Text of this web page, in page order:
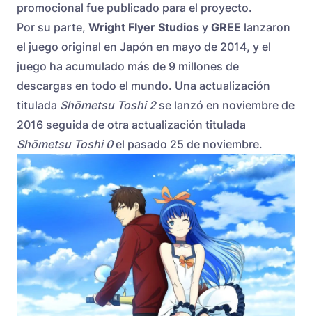
promocional fue publicado para el proyecto.
Por su parte, Wright Flyer Studios y GREE lanzaron
el juego original en Japón en mayo de 2014, y el
juego ha acumulado más de 9 millones de
descargas en todo el mundo. Una actualización
titulada Shōmetsu Toshi 2se lanzó en noviembre de
2016 seguida de otra actualización titulada
Shōmetsu Toshi 0el pasado 25 de noviembre.